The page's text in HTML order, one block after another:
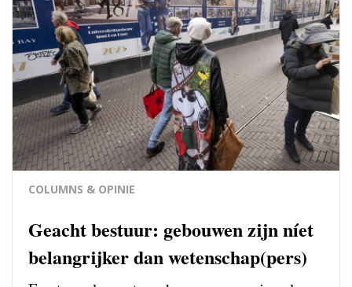
COLUMNS & OPINIE
Geacht bestuur: gebouwen zijn níet
belangrijker dan wetenschap(pers)